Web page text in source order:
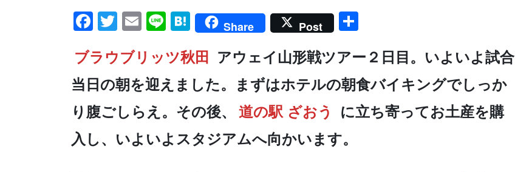
F
c
e
b
o
o
T
tt
er
E
ail
Li
e
H
e
n
a
Share Post
ブラウブリッツ秋田
アウェイ山形戦ツアー２日目。いよいよ試合
当日の朝を迎えました。まずはホテルの朝食バイキングでしっか
り腹ごしらえ。その後、
道の駅 ざおう
に立ち寄ってお土産を購
入し、いよいよスタジアムへ向かいます。